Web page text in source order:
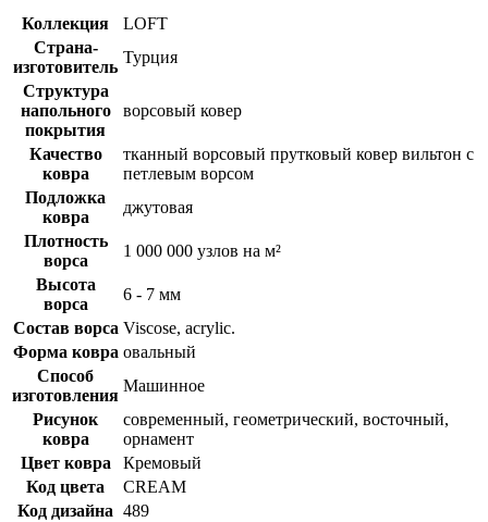
Коллекция
LOFT
Страна-
изготовитель
Турция
Структура
напольного
покрытия
ворсовый ковер
Качество
ковра
тканный ворсовый прутковый ковер вильтон с
петлевым ворсом
Подложка
ковра
джутовая
Плотность
ворса
1 000 000 узлов на м²
Высота
ворса
6 - 7 мм
Состав ворса Viscose, acrylic.
Форма ковра овальный
Способ
изготовления
Машинное
Рисунок
ковра
современный, геометрический, восточный,
орнамент
Цвет ковра
Кремовый
Код цвета
CREAM
Код дизайна 489